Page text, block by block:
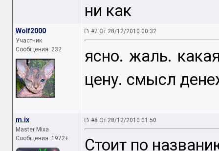
ни как
Wolf2000
Участник
Сообщения: 232
#7 От 28/12/2010 00:32
ясно. жаль.
цену. смысл
m.ix
Master Mixa
Сообщения: 1972+
#8 От 28/12/2010 01:50
Стоит по